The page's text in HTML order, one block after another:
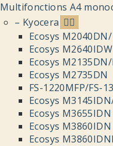
Multifonctions A4
– Kyocera
Ecosys
Ecosys M2640IDW
Ecosys
Ecosys M2735DN
FS-1220MFP/FS-
Ecosys
Ecosys M3655IDN
Ecosys M3860IDN
Ecosys